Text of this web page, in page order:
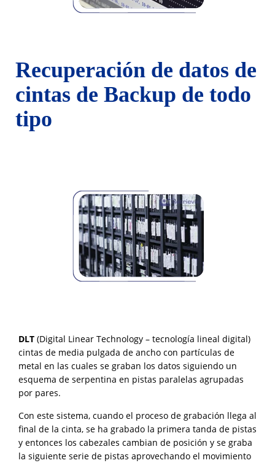
Recuperación de datos de
cintas de Backup de todo
tipo
DLT (Digital Linear Technology – tecnología lineal digital)
cintas de media pulgada de ancho con partículas de
metal en las cuales se graban los datos siguiendo un
esquema de serpentina en pistas paralelas agrupadas
por pares.
Con este sistema, cuando el proceso de grabación llega al
final de la cinta, se ha grabado la primera tanda de pistas
y entonces los cabezales cambian de posición y se graba
la siguiente serie de pistas aprovechando el movimiento